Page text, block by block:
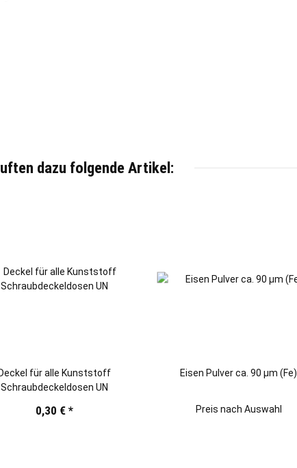
dazu folgende Artikel:
Deckel für alle Kunststoff
Schraubdeckeldosen UN
0,30 €*
Eisen Pulver ca. 90 µm (Fe)
Preis nach Auswahl